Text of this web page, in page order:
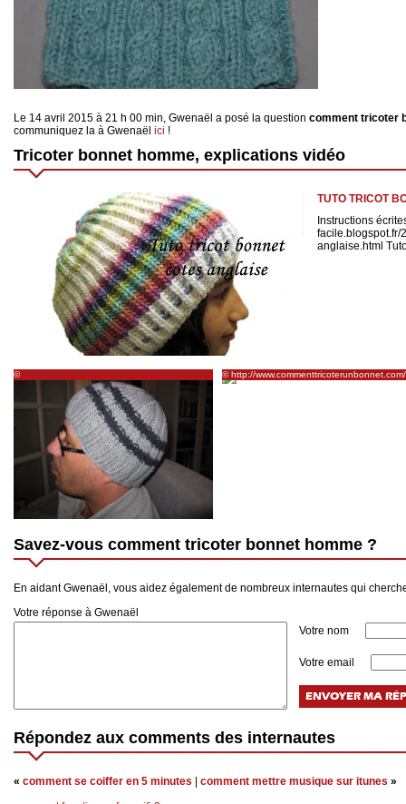
Le 14 avril 2015 à 21 h 00 min, Gwenaël a posé la question comment tricoter
communiquez la à Gwenaël ici !
Tricoter bonnet homme, explications vidéo
TUTO TRICOT
Instructions
facile.blogspot.fr/
anglaise.html
©
https://aupieddelacolline.wordpress.com/page/6/
© http://www.commenttricoterunbonnet.com/
Savez-vous comment tricoter bonnet homme ?
En aidant Gwenaël, vous aidez également de nombreux internautes qui
Votre réponse à Gwenaël
Votre nom
Votre email
Répondez aux comments des internautes
« comment se coiffer en 5 minutes comment mettre musique sur itunes »